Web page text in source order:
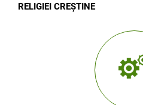
RELIGIEI CREȘTINE